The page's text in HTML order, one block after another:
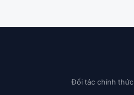
Đối tác chính